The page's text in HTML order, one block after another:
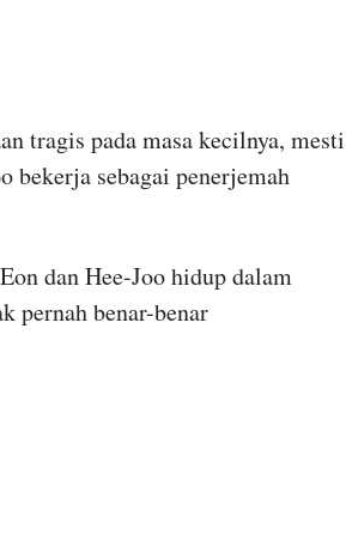
tragis pada masa kecilnya, mesti
bekerja sebagai penerjemah
dan Hee-Joo hidup dalam
pernah benar-benar